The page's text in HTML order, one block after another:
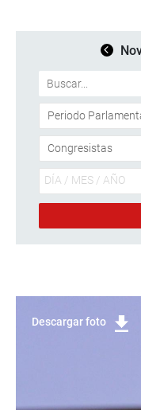
Descargar foto